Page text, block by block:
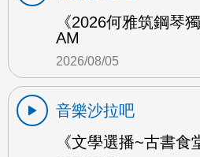
《2026何雅筑鋼琴
AM
2026/08/05
音樂沙拉吧
《文學選播~古書食